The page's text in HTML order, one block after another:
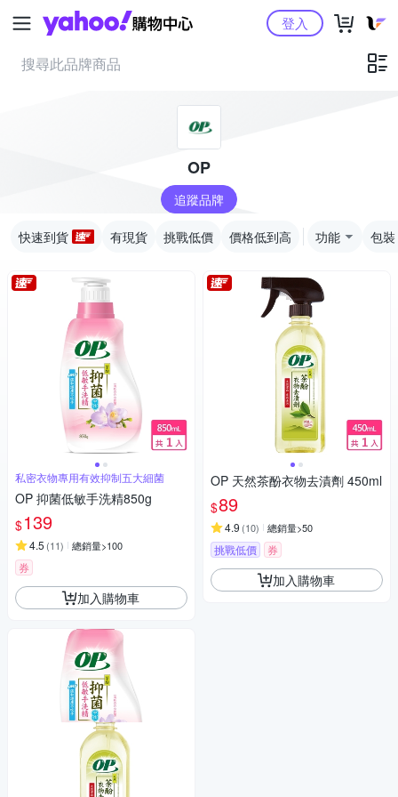
Yahoo購物中心登入
OP
追蹤品牌
快速到貨 有現貨 挑戰低價 價格低到高 功能 包裝
私密衣物專用有效抑制五大細菌
OP 抑菌低敏手洗精850g
$139
4.5 (11) 總銷量>100
券
加入購物車
OP 天然茶酚衣物去漬劑 450ml
$89
4.9 (10) 總銷量>50
挑戰低價 券
加入購物車